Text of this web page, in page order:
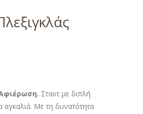
Σταντ με διπλή
αγκαλιά. Με τη δυνατότητα